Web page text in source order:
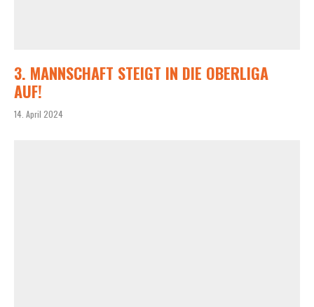
3. MANNSCHAFT STEIGT IN DIE OBERLIGA
AUF!
14. April 2024